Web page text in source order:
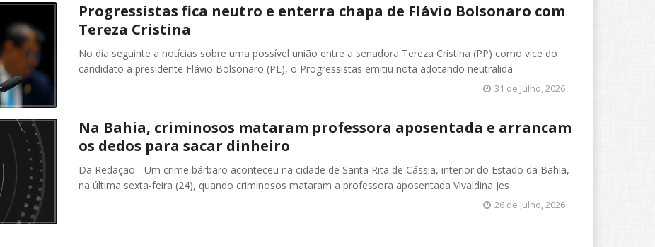
Progressistas fica neutro e enterra chapa de Flávio Bolsonaro com
Tereza Cristina
No dia seguinte a notícias sobre uma possível união entre a senadora Tereza Cristina (PP) como vice do
candidato a presidente Flávio Bolsonaro (PL), o Progressistas emitiu nota adotando neutralida
31 de Julho, 2026
Na Bahia, criminosos mataram professora aposentada e arrancam
os dedos para sacar dinheiro
Da Redação - Um crime bárbaro aconteceu na cidade de Santa Rita de Cássia, interior do Estado da Bahia,
na última sexta-feira (24), quando criminosos mataram a professora aposentada Vivaldina Jes
26 de Julho, 2026